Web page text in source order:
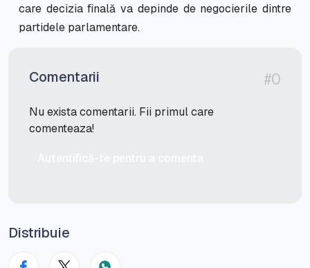
care decizia finală va depinde de negocierile dintre
partidele parlamentare.
Comentarii #0
Nu exista comentarii. Fii primul care
comenteaza!
Distribuie